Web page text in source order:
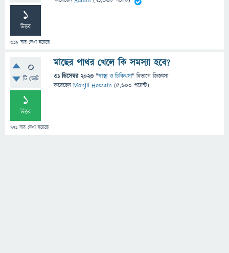
1
উত্তর
619 বার দেখা হয়েছে
0
টি ভোট
1
উত্তর
771 বার দেখা হয়েছে
মাছের পাথর খেলে কি সমস্যা হবে?
31 ডিসেম্বর 2023 "স্বাস্থ্য ও চিকিৎসা" বিভাগে জিজ্ঞাসা
করেছেনMonjil Hossain (5,600 পয়েন্ট)